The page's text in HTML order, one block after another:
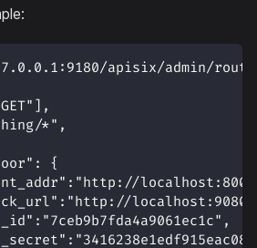
apisix/admin/
*",
{